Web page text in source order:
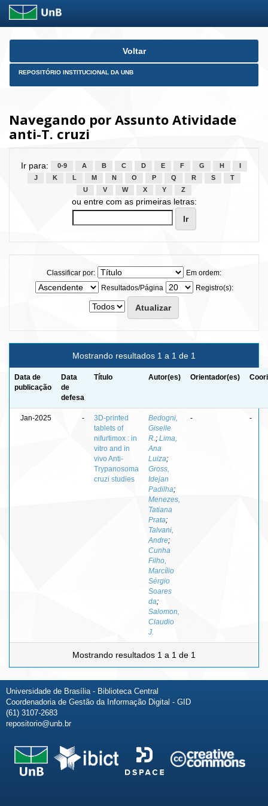
Skip
Voltar
REPOSITÓRIO INSTITUCIONAL DA UNB
Navegando por Assunto Atividade
anti-T. cruzi
Ir para: 0-9 A B C D E F G H
J
K L M N O P Q R S
T
U
V W X Y Z
ou entre com as primeiras letras:
Classificar por:
Em ordem:
Resultados/Página
Registro(s):
Mostrando resultados 1 a 1 de 1
Data de
publicação
Data
de
defesa
Título Autor(es) Orientador(es)
Jan-2025 -
3D-printed
tablets of
nifurtimox : in
vitro and in
vivo Anti-
Trypanosoma
cruzi studies
Bedogni,
Giselle
R. ; Lima,
Ana
Luiza;
Gross,
Idejan
Padilha;
Menezes,
Tatiana
Prata;
Talvani,
Andre;
Cunha
Filho,
Marcílio
Sérgio
Soares
da;
Salomon,
Claudio
J.
- -
Mostrando resultados 1 a 1 de 1
Universidade de Brasília - Biblioteca Central
Coordenadoria de Gestão da Informação Digital - GID
(61) 3107-2683
repositorio@unb.br